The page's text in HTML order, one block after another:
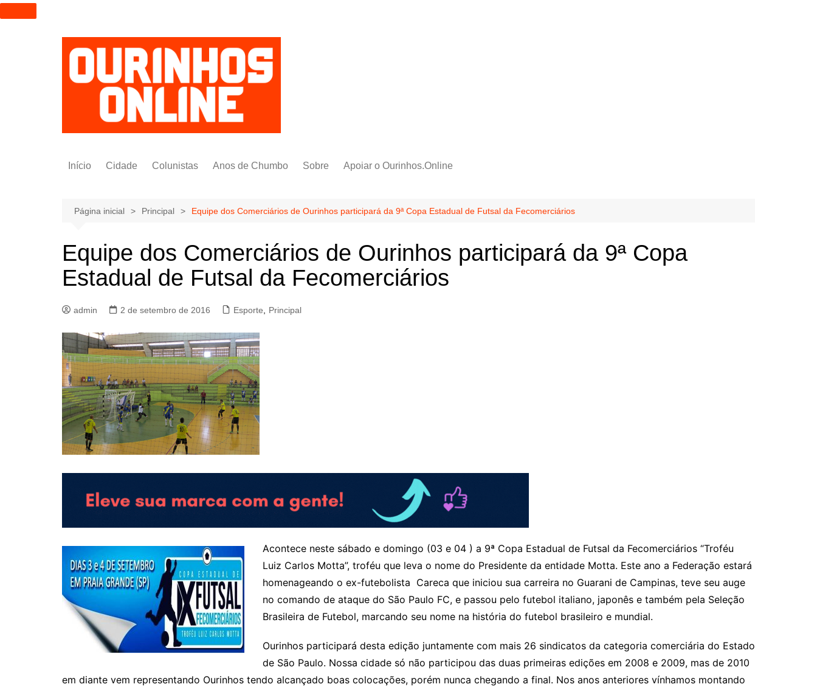
I
r
Início Cidade Colunistas
Pedro Saldida
Bruno Yashinishi
Anos de Chumbo Sobre Apoiar o Ourinhos.Online
Página inicial Principal Equipe dos Comerciários de Ourinhos participará da 9ª Copa Estadual de Futsal da Fecomerciários
Equipe dos Comerciários de Ourinhos participará da 9ª Copa
Estadual de Futsal da Fecomerciários
admin 2 de setembro de 2016 Esporte, Principal
Acontece neste sábado e domingo (03 e 04 ) a 9ª Copa Estadual de Futsal da Fecomerciários “Troféu
Luiz Carlos Motta”, troféu que leva o nome do Presidente da entidade Motta. Este ano a Federação estará
homenageando o ex-futebolista Careca que iniciou sua carreira no Guarani de Campinas, teve seu auge
no comando de ataque do São Paulo FC, e passou pelo futebol italiano, japonês e também pela Seleção
Brasileira de Futebol, marcando seu nome na história do futebol brasileiro e mundial.
Ourinhos participará desta edição juntamente com mais 26 sindicatos da categoria comerciária do Estado
de São Paulo. Nossa cidade só não participou das duas primeiras edições em 2008 e 2009, mas de 2010
em diante vem representando Ourinhos tendo alcançado boas colocações, porém nunca chegando a final. Nos anos anteriores vínhamos montando